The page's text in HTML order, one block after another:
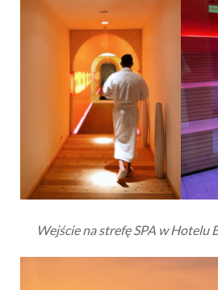
Wejście na strefę SPA w Hotelu